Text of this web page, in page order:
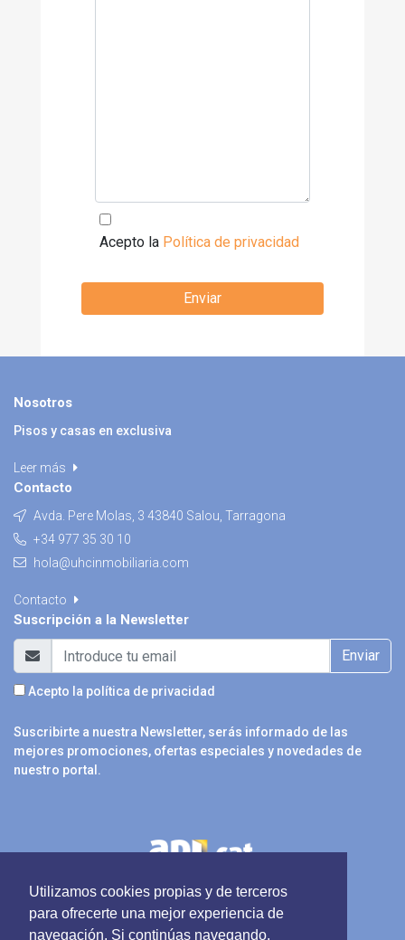
Utilizamos cookies propias y de terceros
para ofrecerte una mejor experiencia de
navegación. Si continúas navegando,
Acepto la Política de privacidad
Enviar
Nosotros
Pisos y casas en exclusiva
Leer más
Contacto
Avda. Pere Molas, 3 43840 Salou, Tarragona
+34 977 35 30 10
hola@uhcinmobiliaria.com
Contacto
Suscripción a la Newsletter
Enviar
Acepto la política de privacidad
Suscribirte a nuestra Newsletter, serás informado de las
mejores promociones, ofertas especiales y novedades de
nuestro portal.